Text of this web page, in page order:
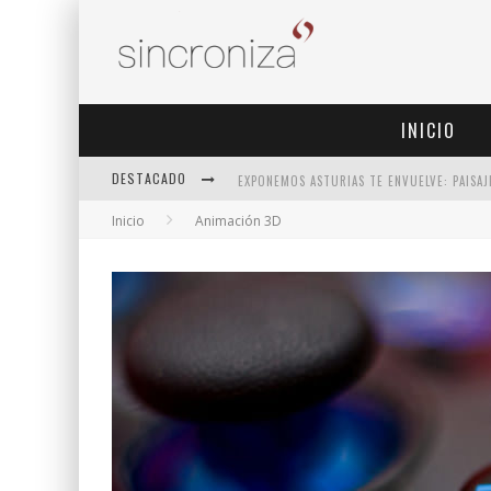
INICIO
DESTACADO
III ENCUENTRO SINCRONIZA
Inicio Animación 3D